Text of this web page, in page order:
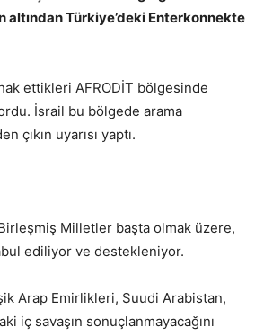
altından Türkiye’deki Enterkonnekte
ettikleri AFRODİT bölgesinde
İsrail bu bölgede arama
uyarısı yaptı.
Milletler başta olmak üzere,
ediliyor ve destekleniyor.
Arap Emirlikleri, Suudi Arabistan,
iç savaşın sonuçlanmayacağını